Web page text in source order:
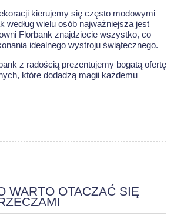
kierujemy się często modowymi
według wielu osób najważniejsza jest
Florbank znajdziecie wszystko, co
idealnego wystroju świątecznego.
z radością prezentujemy bogatą ofertę
które dodadzą magii każdemu
WARTO OTACZAĆ SIĘ